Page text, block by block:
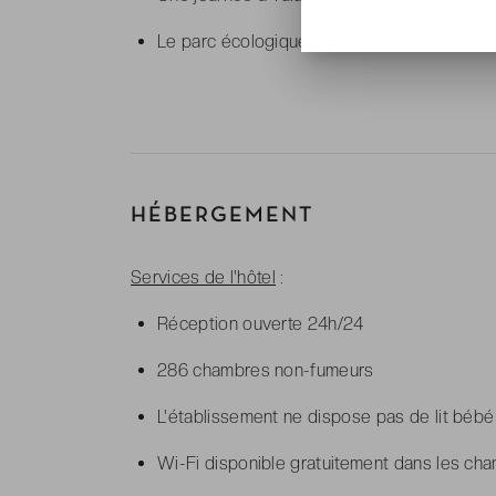
Le parc écologique Xcaret, entre rivières
HÉBERGEMENT
Services de l'hôtel :
Réception ouverte 24h/24
286 chambres non-fumeurs
L'établissement ne dispose pas de lit bébé
Wi-Fi disponible gratuitement dans les